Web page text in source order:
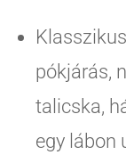
pókjárás,
talicska,
egy lábon